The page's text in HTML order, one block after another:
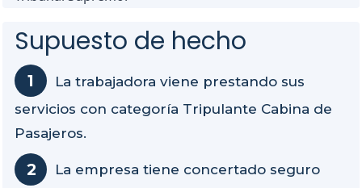
Supuesto de hecho
La trabajadora viene prestando sus
servicios con categoría Tripulante Cabina de
Pasajeros.
La empresa tiene concertado seguro